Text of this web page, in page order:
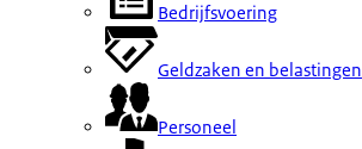
Bedrijfsvoering
Geldzaken en belastingen
Personeel